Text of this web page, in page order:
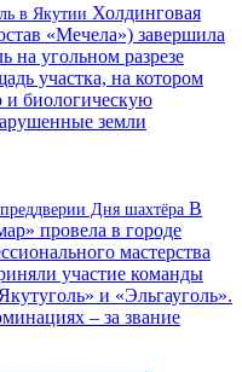
в Якутии Холдинговая
«Мечела») завершила
на угольном разрезе
участка, на котором
и биологическую
земли
Дня шахтёра В
провела в городе
мастерства
участие команды
и «Эльгауголь».
– за звание